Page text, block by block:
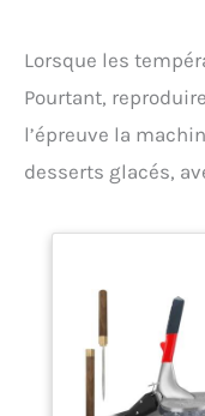
Lorsque les
Pourtant,
l’épreuve la
desserts glacés,